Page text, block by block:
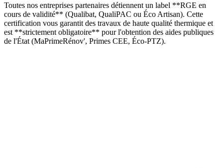
Toutes nos entreprises partenaires détiennent un label **RGE en
cours de validité** (Qualibat, QualiPAC ou Éco Artisan). Cette
certification vous garantit des travaux de haute qualité thermique et
est **strictement obligatoire** pour l'obtention des aides publiques
de l'État (MaPrimeRénov', Primes CEE, Éco-PTZ).